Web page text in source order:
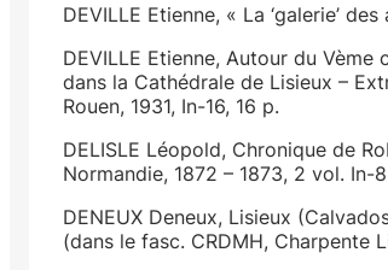
DEVILLE Etienne, « La ‘galerie’
DEVILLE Etienne, Autour du
dans la Cathédrale de Lisieux –
Rouen, 1931, In-16, 16 p.
DELISLE Léopold, Chronique de
Normandie, 1872 – 1873, 2 vol. In-8
DENEUX Deneux, Lisieux
(dans le fasc. CRDMH, Charpente